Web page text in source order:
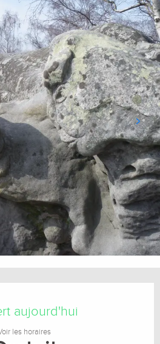
aujourd'hui
les horaires